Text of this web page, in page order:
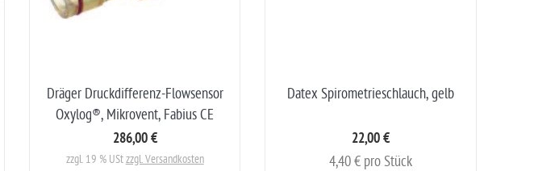
Dräger Druckdifferenz-Flowsensor
Oxylog®, Mikrovent, Fabius CE
286,00 €
zzgl. 19 % UStzzgl. Versandkosten
Datex Spirometrieschlauch, gelb
22,00 €
4,40 € pro Stück